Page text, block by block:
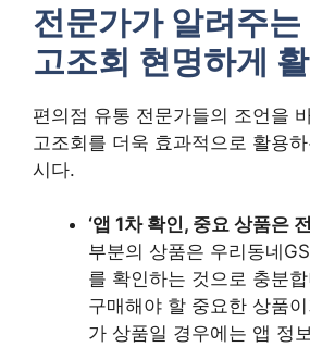
전문가가 알려주
고조회 현명하게
편의점 유통 전문가들의 조언을
고조회를 더욱 효과적으로 활용
시다.
‘앱 1차 확인, 중요 상품은
부분의 상품은 우리동네
를 확인하는 것으로 충분
구매해야 할 중요한 상품
가 상품일 경우에는 앱 정